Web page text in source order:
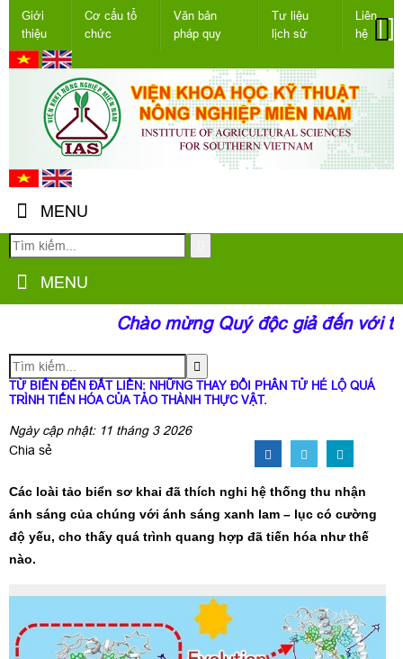
Giới
thiệu
Cơ cấu tổ
chức
Văn bản
pháp quy
Tư liệu
lịch sử
Liên
hệ
MENU
MENU
Chào mừng Quý độc giả đến với
TỪ BIỂN ĐẾN ĐẤT LIỀN: NHỮNG THAY ĐỔI PHÂN TỬ HÉ LỘ QUÁ
TRÌNH TIẾN HÓA CỦA TẢO THÀNH THỰC VẬT.
Ngày cập nhật: 11 tháng 3 2026
Chia sẻ
Các loài tảo biển sơ khai đã thích nghi hệ thống thu nhận
ánh sáng của chúng với ánh sáng xanh lam – lục có cường
độ yếu, cho thấy quá trình quang hợp đã tiến hóa như thế
nào.